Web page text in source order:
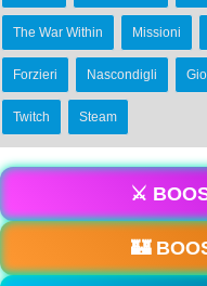
The War Within Missioni
Forzieri Nascondigli
Twitch Steam
⚔️
🏰